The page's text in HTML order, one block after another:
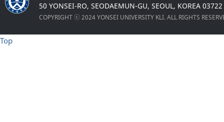
50 YONSEI-RO, SEODAEMUN-GU, SEOUL, KOREA 03722
COPYRIGHT ⓒ 2024 YONSEI UNIVERSITY KLI. ALL RIGHTS
Top